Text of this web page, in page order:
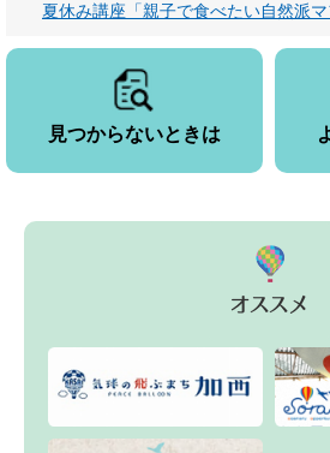
夏休み講座「親子で食べたい自然派
見つからないときは